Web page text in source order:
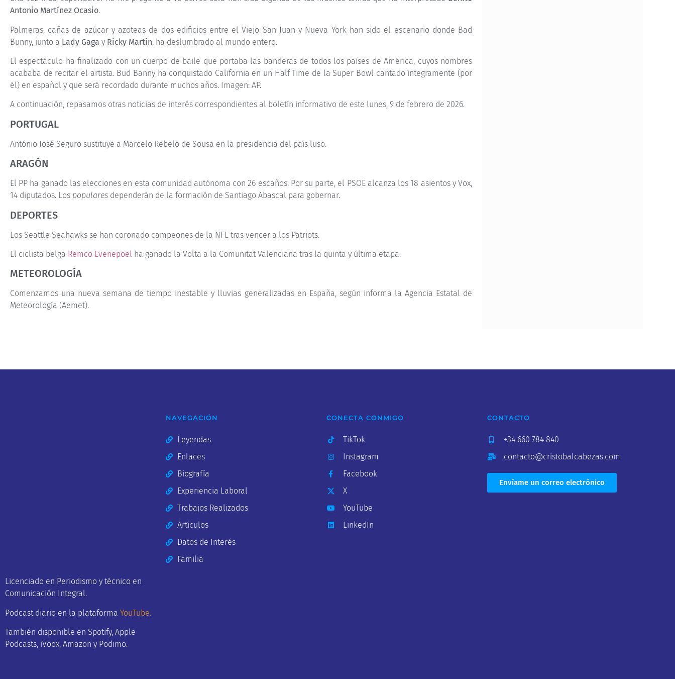
Antonio Martínez Ocasio.
Palmeras, cañas de azúcar y azoteas de dos edificios entre el Viejo San Juan y Nueva York han sido el escenario donde Bad
Bunny, junto a Lady Gaga y Ricky Martin , ha deslumbrado al mundo entero.
El espectáculo ha finalizado con un cuerpo de baile que portaba las banderas de todos los países de América, cuyos nombres
acababa de recitar el artista. Bud Banny ha conquistado California en un Half Time de la Super Bowl cantado íntegramente (por
él) en español y que será recordado durante muchos años. Imagen: AP.
A continuación, repasamos otras noticias de interés correspondientes al boletín informativo de este lunes, 9 de febrero de 2026.
PORTUGAL
António José Seguro sustituye a Marcelo Rebelo de Sousa en la presidencia del país luso.
ARAGÓN
El PP ha ganado las elecciones en esta comunidad autónoma con 26 escaños. Por su parte, el PSOE alcanza los 18 asientos y Vox,
14 diputados. Los populares dependerán de la formación de Santiago Abascal para gobernar.
DEPORTES
Los Seattle Seahawks se han coronado campeones de la NFL tras vencer a los Patriots.
El ciclista belga Remco Evenepoel ha ganado la Volta a la Comunitat Valenciana tras la quinta y última etapa.
METEOROLOGÍA
Comenzamos una nueva semana de tiempo inestable y lluvias generalizadas en España, según informa la Agencia Estatal de
Meteorología (Aemet).
Licenciado en Periodismo y técnico en
Comunicación Integral.
Podcast diario en la plataforma YouTube.
También disponible en Spotify, Apple
Podcasts, iVoox, Amazon y Podimo.
NAVEGACIÓN
Leyendas
Enlaces
Biografía
Experiencia Laboral
Trabajos Realizados
Artículos
Datos de Interés
Familia
CONECTA CONMIGO
TikTok
Instagram
Facebook
X
YouTube
LinkedIn
CONTACTO
+34 660 784 840
contacto@cristobalcabezas.com
Envíame un correo electrónico